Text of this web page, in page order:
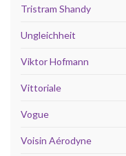
Tristram Shandy
Ungleichheit
Viktor Hofmann
Vittoriale
Vogue
Voisin Aérodyne